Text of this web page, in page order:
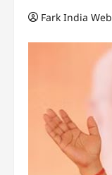
Fark India Web